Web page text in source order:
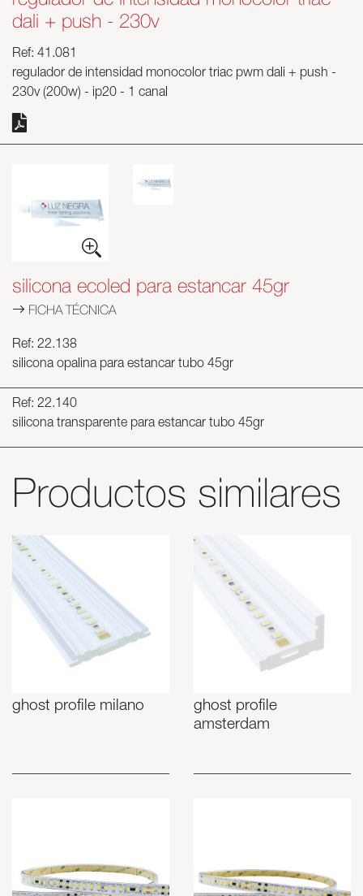
dali + push - 230v
Ref: 41.081
regulador de intensidad monocolor triac pwm dali + push -
230v (200w) - ip20 - 1 canal
silicona ecoled para estancar 45gr
FICHA TÉCNICA
Ref: 22.138
silicona opalina para estancar tubo 45gr
Ref: 22.140
silicona transparente para estancar tubo 45gr
Productos similares
ghost profile milano
ghost profile
amsterdam